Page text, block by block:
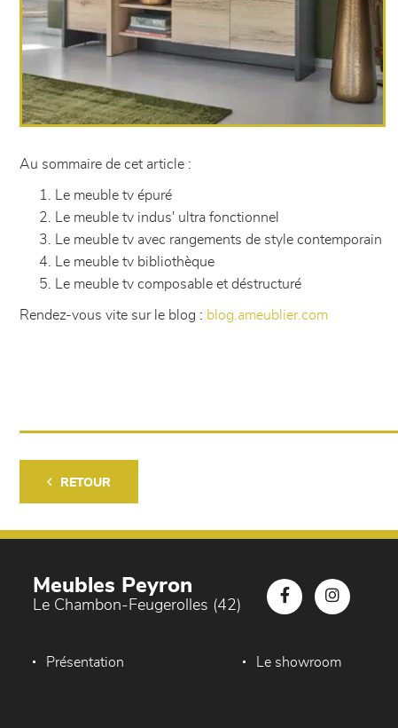
Au sommaire de cet article :
Le meuble tv épuré
Le meuble tv indus' ultra fonctionnel
Le meuble tv avec rangements de style contemporain
Le meuble tv bibliothèque
Le meuble tv composable et déstructuré
Rendez-vous vite sur le blog : blog.ameublier.com
RETOUR
Meubles Peyron
Le Chambon-Feugerolles (42)
Présentation Le showroom